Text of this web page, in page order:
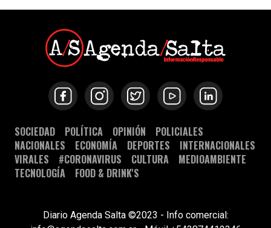
SOCIEDAD POLÍTICA OPINIÓN
POLICIALES
NACIONALES
ECONOMÍA DEPORTES
INTERNACIONALES
VIRALES
#CORONAVIRUS CULTURA
MEDIOAMBIENTE
TECNOLOGÍA
FOOD & DRINK'S
Diario Agenda Salta ©2023 - Info comercial: